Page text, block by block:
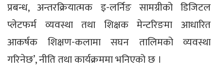
प्रबन्ध, अन्तरक्रियात्मक इ-लर्निङ सामग्रीको डिजिटल
प्लेटफर्म व्यवस्था तथा शिक्षक मेन्टरिङमा आधारित
आकर्षक शिक्षण-कलामा सघन तालिमको व्यवस्था
गरिनेछ’, नीति तथा कार्यक्रममा भनिएको छ ।